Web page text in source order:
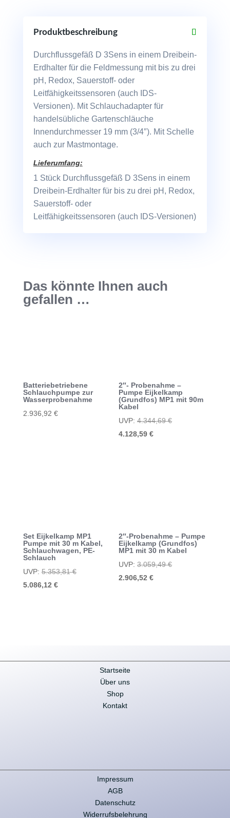
Produktbeschreibung
Durchflussgefäß D 3Sens in einem Dreibein-
Erdhalter für die Feldmessung mit bis zu drei
pH, Redox, Sauerstoff- oder
Leitfähigkeitssensoren (auch IDS-
Versionen). Mit Schlauchadapter für
handelsübliche Gartenschläuche
Innendurchmesser 19 mm (3/4″). Mit Schelle
auch zur Mastmontage.
Lieferumfang:
1 Stück Durchflussgefäß D 3Sens in einem
Dreibein-Erdhalter für bis zu drei pH, Redox,
Sauerstoff- oder
Leitfähigkeitssensoren (auch IDS-Versionen)
Das könnte Ihnen auch
gefallen …
Batteriebetriebene
Schlauchpumpe zur
Wasserprobenahme
2.936,92 €
2″- Probenahme –
Pumpe Eijkelkamp
(Grundfos) MP1 mit 90m
Kabel
UVP: 4.344,69€Ursprünglicher
4.128,59€Aktueller
Set Eijkelkamp MP1
Pumpe mit 30 m Kabel,
Schlauchwagen, PE-
Schlauch
UVP: 5.353,81€Ursprünglicher
5.086,12 €Aktueller
2″-Probenahme – Pumpe
Eijkelkamp (Grundfos)
MP1 mit 30 m Kabel
UVP: 3.059,49€Ursprünglicher
2.906,52€Aktueller
Startseite
Über uns
Shop
Kontakt
Impressum
AGB
Datenschutz
Widerrufsbelehrung